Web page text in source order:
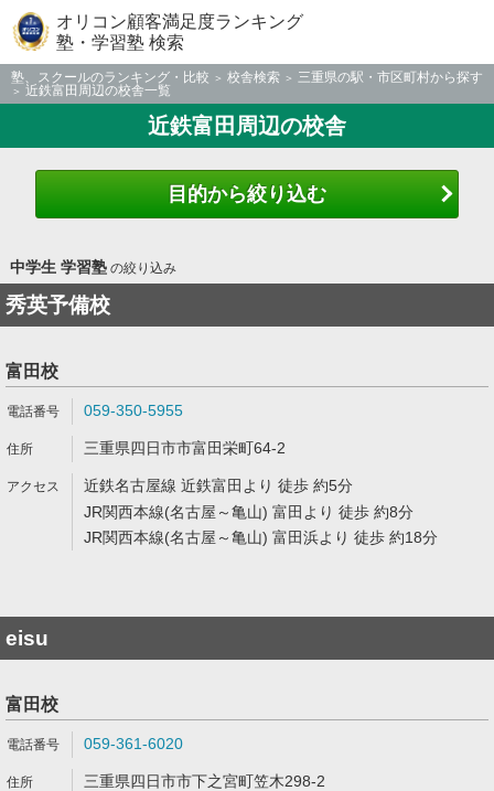
オリコン顧客満足度ランキング
塾・学習塾 検索
塾、スクールのランキング・比較 校舎検索
三重県の駅・市区町村から探す
近鉄富田周辺の校舎一覧
近鉄富田周辺の校舎
目的から絞り込む
中学生 学習塾の絞り込み
秀英予備校
富田校
059-350-5955
三重県四日市市富田栄町64-2
近鉄名古屋線 近鉄富田より 徒歩 約5分
JR関西本線(名古屋～亀山) 富田より 徒歩 約8分
JR関西本線(名古屋～亀山) 富田浜より 徒歩 約18分
eisu
富田校
059-361-6020
三重県四日市市下之宮町笠木298-2